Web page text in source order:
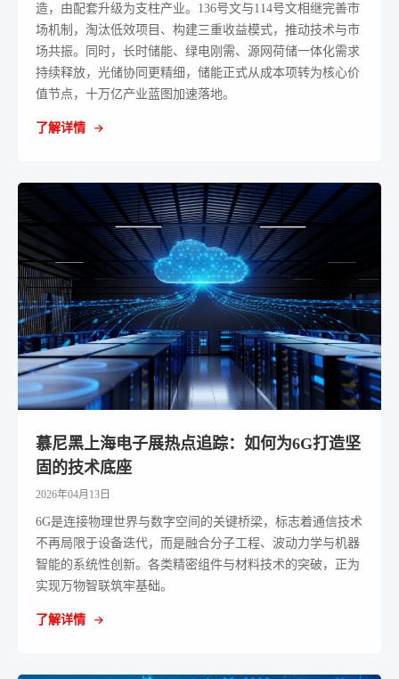
造，由配套升级为支柱产业。136号文与114号文相继完善市
场机制，淘汰低效项目、构建三重收益模式，推动技术与市
场共振。同时，长时储能、绿电刚需、源网荷储一体化需求
持续释放，光储协同更精细，储能正式从成本项转为核心价
值节点，十万亿产业蓝图加速落地。
了解详情
慕尼黑上海电子展热点追踪：如何为6G打造坚
固的技术底座
2026年04月13日
6G是连接物理世界与数字空间的关键桥梁，标志着通信技术
不再局限于设备迭代，而是融合分子工程、波动力学与机器
智能的系统性创新。各类精密组件与材料技术的突破，正为
实现万物智联筑牢基础。
了解详情